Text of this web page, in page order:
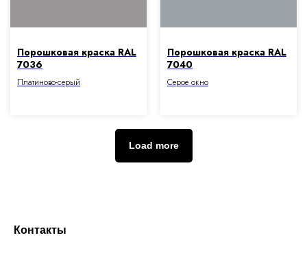
Порошковая краска RAL
7036
Платиново-серый
Порошковая краска RAL
7040
Серое окно
Load more
Контакты